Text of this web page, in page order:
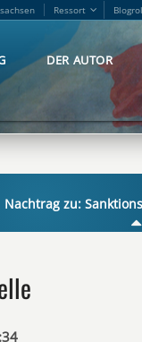
Ressort
DER AUTOR
Nachtrag zu:
Ressort
DER AUTOR